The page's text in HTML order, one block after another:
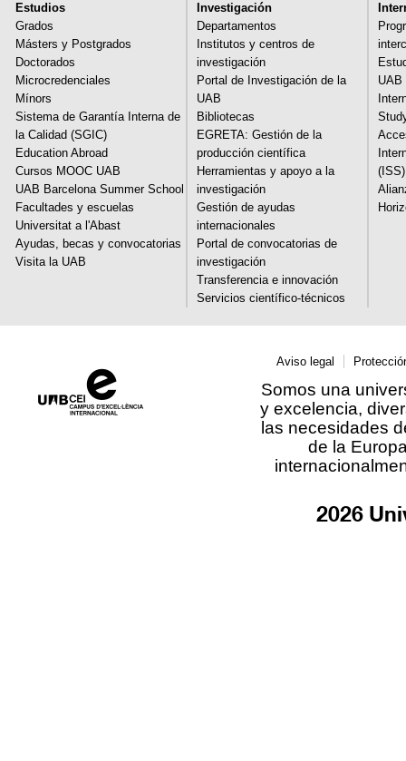
Estudios
Grados
Másters y Postgrados
Doctorados
Microcredenciales
Mínors
Sistema de Garantía Interna de
la Calidad (SGIC)
Education Abroad
Cursos MOOC UAB
UAB Barcelona Summer School
Facultades y escuelas
Universitat a l'Abast
Ayudas, becas y convocatorias
Visita la UAB
Investigación
Departamentos
Institutos y centros de
investigación
Portal de Investigación de la
UAB
Bibliotecas
EGRETA: Gestión de la
producción científica
Herramientas y apoyo a la
investigación
Gestión de ayudas
internacionales
Portal de convocatorias de
investigación
Transferencia e innovación
Servicios científico-técnicos
UAB
(ISS)
Aviso legal
Somos una
y excelencia,
las necesidades
de la
2026